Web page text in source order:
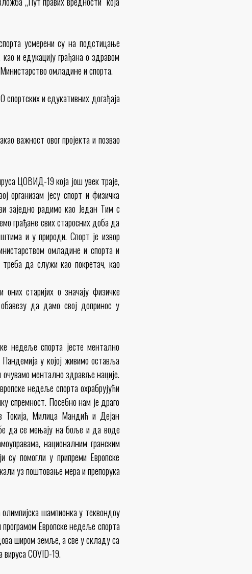
усмерени су на подстицање
и едукацију грађана о здравом
омладине и спорта.
и едукативних догађаја
важност овог пројекта и позвао
ЦОВИД-19 која још увек траје,
организам јесу спорт и физичка
заједно радимо као Један Тим с
грађане свих старосних доба да
и у природи. Спорт је извор
омладине и спорта и
да служи као покретач, као
старијих о значају физичке
да дамо свој допринос у
недеље спорта јесте ментално
у којој живимо оставља
ментално здравље нације.
недеље спорта охрабрујући
спремност. Посебно нам је драго
Токија, Милица Мандић и Дејан
да се мењају на боље и да воде
националним гранским
су помогли у припреми Европске
уз поштовање мера и препорука
шампионка у теквондоу
Европске недеље спорта
широм земље, а све у складу са
COVID-19.